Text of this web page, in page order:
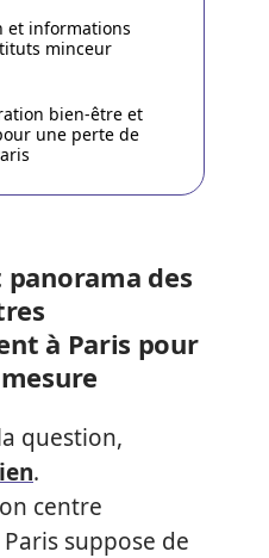
et informations
minceur
bien-être et
une perte de
des
à Paris pour
question,
.
centre
suppose de